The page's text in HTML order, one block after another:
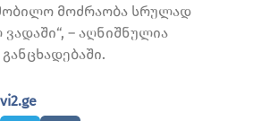
მოძრაობა სრულად
– აღნიშნულია